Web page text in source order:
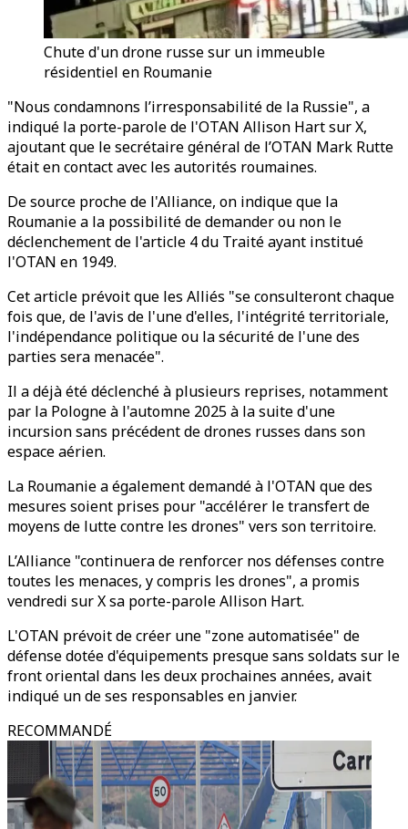
Chute d'un drone russe sur un immeuble
résidentiel en Roumanie
"Nous condamnons l’irresponsabilité de la Russie", a
indiqué la porte-parole de l'OTAN Allison Hart sur X,
ajoutant que le secrétaire général de l’OTAN Mark Rutte
était en contact avec les autorités roumaines.
De source proche de l'Alliance, on indique que la
Roumanie a la possibilité de demander ou non le
déclenchement de l'article 4 du Traité ayant institué
l'OTAN en 1949.
Cet article prévoit que les Alliés "se consulteront chaque
fois que, de l'avis de l'une d'elles, l'intégrité territoriale,
l'indépendance politique ou la sécurité de l'une des
parties sera menacée".
Il a déjà été déclenché à plusieurs reprises, notamment
par la Pologne à l'automne 2025 à la suite d'une
incursion sans précédent de drones russes dans son
espace aérien.
La Roumanie a également demandé à l'OTAN que des
mesures soient prises pour "accélérer le transfert de
moyens de lutte contre les drones" vers son territoire.
L’Alliance "continuera de renforcer nos défenses contre
toutes les menaces, y compris les drones", a promis
vendredi sur X sa porte-parole Allison Hart.
L'OTAN prévoit de créer une "zone automatisée" de
défense dotée d'équipements presque sans soldats sur le
front oriental dans les deux prochaines années, avait
indiqué un de ses responsables en janvier.
RECOMMANDÉ